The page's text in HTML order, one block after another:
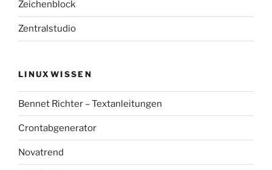
Zeichenblock
Zentralstudio
LINUXWISSEN
Bennet Richter – Textanleitungen
Crontabgenerator
Novatrend